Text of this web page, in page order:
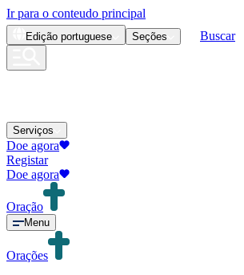
Ir para o conteudo principal
Edição portuguese Seções Buscar
Serviços
Doe agora
Registar
Doe agora
Oração
Menu
Orações